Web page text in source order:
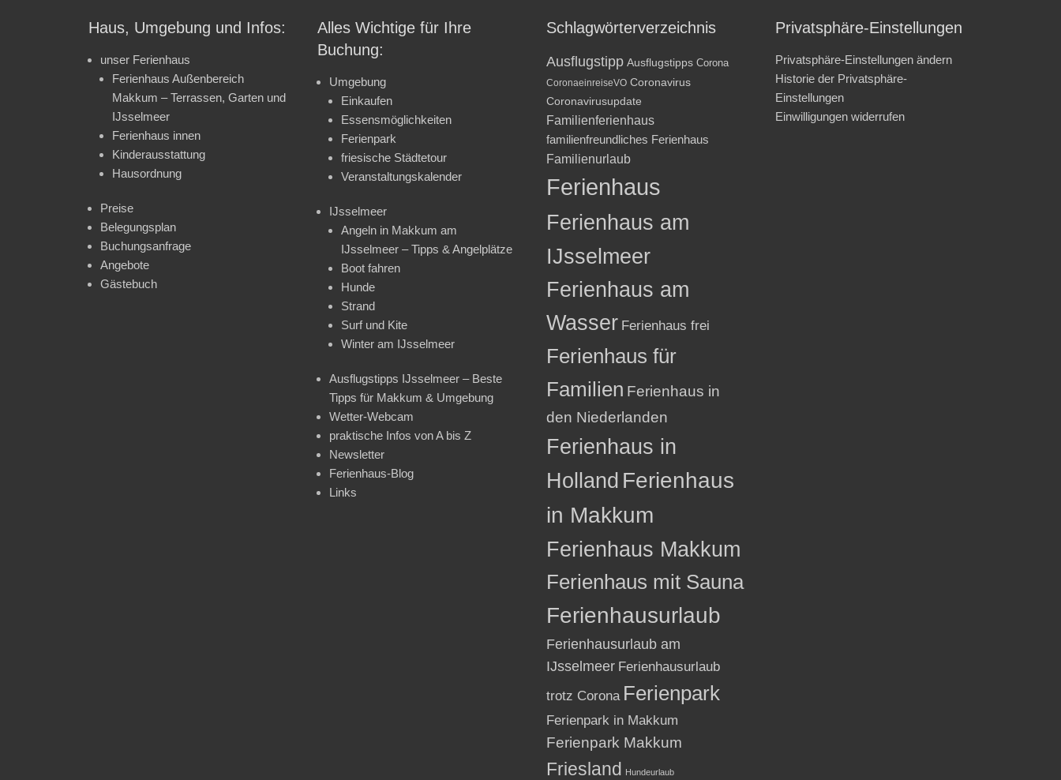
Haus, Umgebung und Infos:
unser Ferienhaus
Ferienhaus Außenbereich
Makkum – Terrassen, Garten und
IJsselmeer
Ferienhaus innen
Kinderausstattung
Hausordnung
Preise
Belegungsplan
Buchungsanfrage
Angebote
Gästebuch
Alles Wichtige für Ihre
Buchung:
Umgebung
Einkaufen
Essensmöglichkeiten
Ferienpark
friesische Städtetour
Veranstaltungskalender
IJsselmeer
Angeln in Makkum am
IJsselmeer – Tipps & Angelplätze
Boot fahren
Hunde
Strand
Surf und Kite
Winter am IJsselmeer
Ausflugstipps IJsselmeer – Beste
Tipps für Makkum & Umgebung
Wetter-Webcam
praktische Infos von A bis Z
Newsletter
Ferienhaus-Blog
Links
Schlagwörterverzeichnis
Ausflugstipp Ausflugstipps Corona
CoronaeinreiseVO Coronavirus
Coronavirusupdate
Familienferienhaus
familienfreundliches Ferienhaus
Familienurlaub
Ferienhaus
Ferienhaus am
IJsselmeer
Ferienhaus am
Wasser Ferienhaus frei
Ferienhaus für
Familien Ferienhaus in
den Niederlanden
Ferienhaus in
Holland Ferienhaus
in Makkum
Ferienhaus Makkum
Ferienhaus mit Sauna
Ferienhausurlaub
Ferienhausurlaub am
IJsselmeer Ferienhausurlaub
trotz Corona Ferienpark
Ferienpark in Makkum
Ferienpark Makkum
Friesland Hundeurlaub
Privatsphäre-Einstellungen
Privatsphäre-Einstellungen ändern
Historie der Privatsphäre-
Einstellungen
Einwilligungen widerrufen